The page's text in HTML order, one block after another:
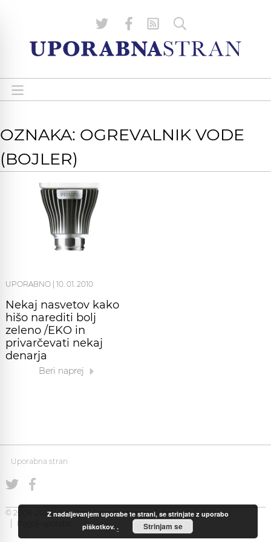
OZNAKA: OGREVALNIK VODE
(BOJLER)
UPORABNO 10. 01. 2010
Nekaj nasvetov kako
hišo narediti bolj
zeleno /EKO in
privarčevati nekaj
denarja
Beri naprej
Uporabna stran
© 2008-2026 Uporabna Stran gostuje naZabec.net
Piškotki
Pogoji uporabe
Z nadaljevanjem uporabe te strani, se strinjate z uporabo
piškotkov.. Strinjam se